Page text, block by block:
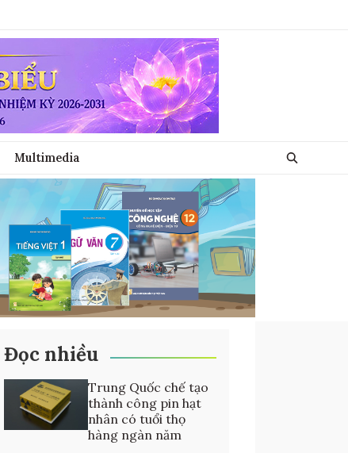
Multimedia
Đọc nhiều
Trung Quốc chế tạo
thành công pin hạt
nhân có tuổi thọ
hàng ngàn năm